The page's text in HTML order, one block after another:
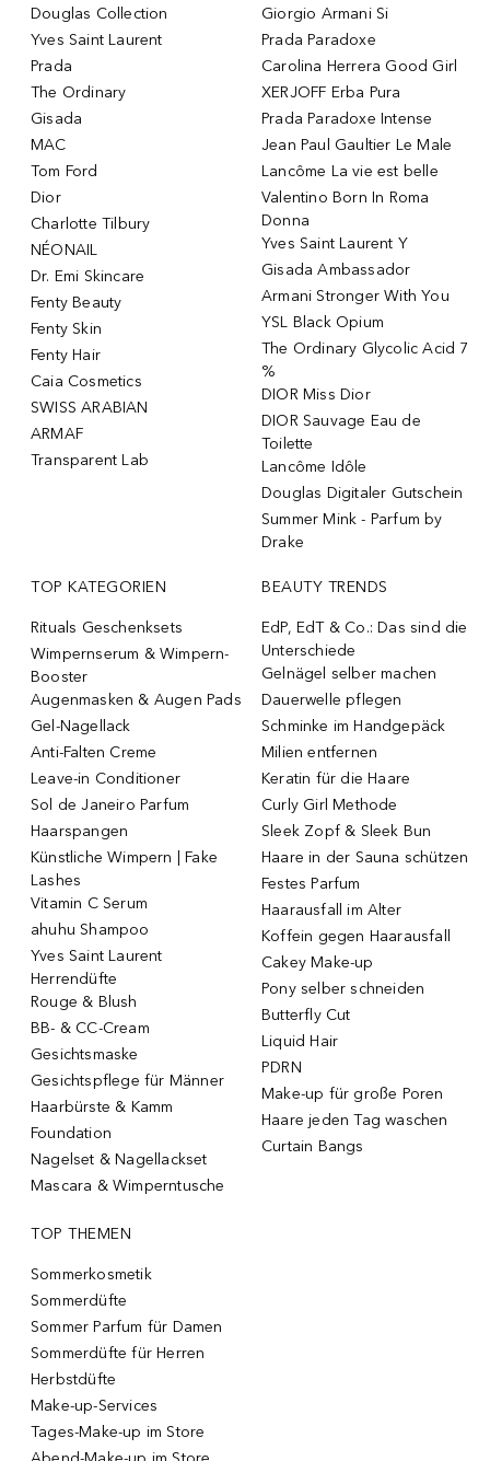
Douglas Collection
Yves Saint Laurent
Prada
The Ordinary
Gisada
MAC
Tom Ford
Dior
Charlotte Tilbury
NÉONAIL
Dr. Emi Skincare
Fenty Beauty
Fenty Skin
Fenty Hair
Caia Cosmetics
SWISS ARABIAN
ARMAF
Transparent Lab
Giorgio Armani Si
Prada Paradoxe
Carolina Herrera Good Girl
XERJOFF Erba Pura
Prada Paradoxe Intense
Jean Paul Gaultier Le Male
Lancôme La vie est belle
Valentino Born In Roma
Donna
Yves Saint Laurent Y
Gisada Ambassador
Armani Stronger With You
YSL Black Opium
The Ordinary Glycolic Acid 7
%
DIOR Miss Dior
DIOR Sauvage Eau de
Toilette
Lancôme Idôle
Douglas Digitaler Gutschein
Summer Mink - Parfum by
Drake
TOP KATEGORIEN
Rituals Geschenksets
Wimpernserum & Wimpern-
Booster
Augenmasken & Augen Pads
Gel-Nagellack
Anti-Falten Creme
Leave-in Conditioner
Sol de Janeiro Parfum
Haarspangen
Künstliche Wimpern | Fake
Lashes
Vitamin C Serum
ahuhu Shampoo
Yves Saint Laurent
Herrendüfte
Rouge & Blush
BB- & CC-Cream
Gesichtsmaske
Gesichtspflege für Männer
Haarbürste & Kamm
Foundation
Nagelset & Nagellackset
Mascara & Wimperntusche
BEAUTY TRENDS
EdP, EdT & Co.: Das sind die
Unterschiede
Gelnägel selber machen
Dauerwelle pflegen
Schminke im Handgepäck
Milien entfernen
Keratin für die Haare
Curly Girl Methode
Sleek Zopf & Sleek Bun
Haare in der Sauna schützen
Festes Parfum
Haarausfall im Alter
Koffein gegen Haarausfall
Cakey Make-up
Pony selber schneiden
Butterfly Cut
Liquid Hair
PDRN
Make-up für große Poren
Haare jeden Tag waschen
Curtain Bangs
TOP THEMEN
Sommerkosmetik
Sommerdüfte
Sommer Parfum für Damen
Sommerdüfte für Herren
Herbstdüfte
Make-up-Services
Tages-Make-up im Store